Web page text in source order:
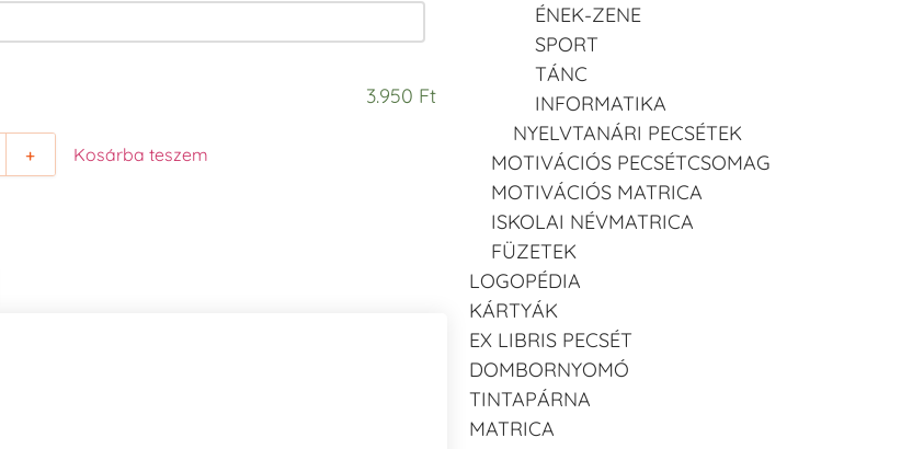
3.950 Ft
+ Kosárba teszem
ÉNEK-ZENE
SPORT
TÁNC
INFORMATIKA
NYELVTANÁRI PECSÉTEK
MOTIVÁCIÓS PECSÉTCSOMAG
MOTIVÁCIÓS MATRICA
ISKOLAI NÉVMATRICA
FÜZETEK
LOGOPÉDIA
KÁRTYÁK
EX LIBRIS PECSÉT
DOMBORNYOMÓ
TINTAPÁRNA
MATRICA